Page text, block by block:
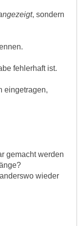
, sondern
fehlerhaft ist.
eingetragen,
gemacht werden
wieder